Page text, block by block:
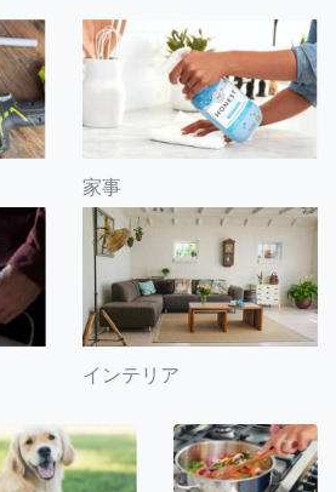
家事
インテリア